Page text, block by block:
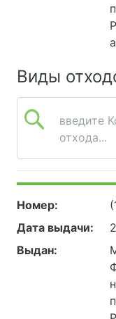
Виды
введите
отхода...
Номер:
Дата выдачи:
Выдан: